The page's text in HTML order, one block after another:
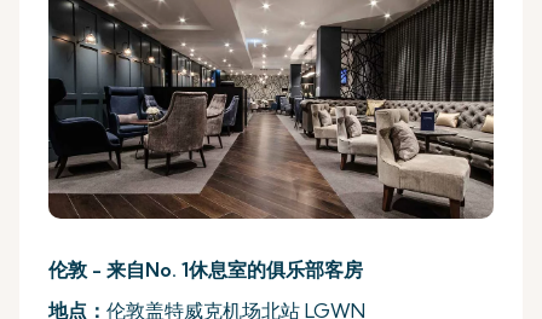
伦敦 - 来自No. 1休息室的俱乐部客房
地点： 伦敦盖特威克机场北站 LGWN